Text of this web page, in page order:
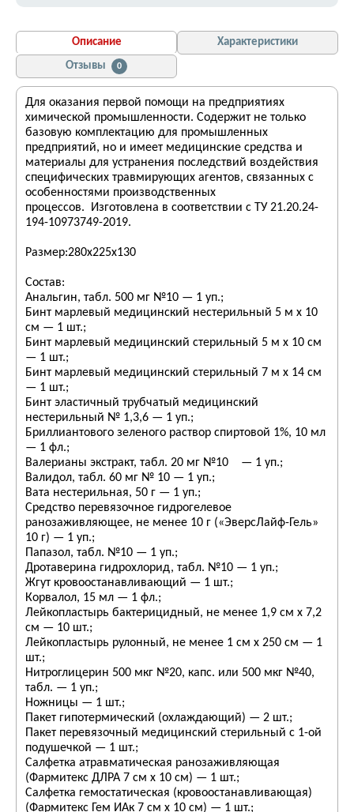
Описание
Характеристики
Отзывы
0
Для оказания первой помощи на предприятиях
химической промышленности. Cодержит не только
базовую комплектацию для промышленных
предприятий, но и имеет медицинские средства и
материалы для устранения последствий воздействия
специфических травмирующих агентов, связанных с
особенностями производственных
процессов. Изготовлена в соответствии с ТУ 21.20.24-
194-10973749-2019.
Размер:280х225х130
Состав:
Анальгин, табл. 500 мг №10 — 1 уп.;
Бинт марлевый медицинский нестерильный 5 м х 10
см — 1 шт.;
Бинт марлевый медицинский стерильный 5 м х 10 см
— 1 шт.;
Бинт марлевый медицинский стерильный 7 м х 14 см
— 1 шт.;
Бинт эластичный трубчатый медицинский
нестерильный № 1,3,6 — 1 уп.;
Бриллиантового зеленого раствор спиртовой 1%, 10 мл
— 1 фл.;
Валерианы экстракт, табл. 20 мг №10 — 1 уп.;
Валидол, табл. 60 мг № 10 — 1 уп.;
Вата нестерильная, 50 г — 1 уп.;
Средство перевязочное гидрогелевое
ранозаживляющее, не менее 10 г («ЭверсЛайф-Гель»
10 г) — 1 уп.;
Папазол, табл. №10 — 1 уп.;
Дротаверина гидрохлорид, табл. №10 — 1 уп.;
Жгут кровоостанавливающий — 1 шт.;
Корвалол, 15 мл — 1 фл.;
Лейкопластырь бактерицидный, не менее 1,9 см х 7,2
см — 10 шт.;
Лейкопластырь рулонный, не менее 1 см х 250 см — 1
шт.;
Нитроглицерин 500 мкг №20, капс. или 500 мкг №40,
табл. — 1 уп.;
Ножницы — 1 шт.;
Пакет гипотермический (охлаждающий) — 2 шт.;
Пакет перевязочный медицинский стерильный с 1-ой
подушечкой — 1 шт.;
Салфетка атравматическая ранозаживляющая
(Фармитекс ДЛРА 7 см х 10 см) — 1 шт.;
Салфетка гемостатическая (кровоостанавливающая)
(Фармитекс Гем ИАк 7 см х 10 см) — 1 шт.;